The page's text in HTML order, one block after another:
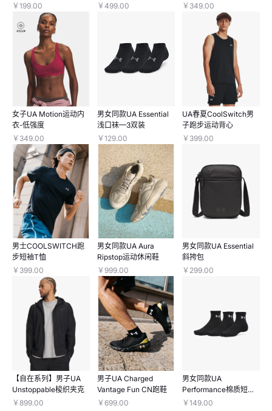
￥199.00
￥499.00
￥349.00
女子UA Motion运动内
衣-低强度
￥349.00
男女同款UA Essential
浅口袜—3双装
￥129.00
UA春夏CoolSwitch男
子跑步运动背心
￥399.00
男士COOLSWITCH跑
步短袖T恤
￥399.00
男女同款UA Aura
Ripstop运动休闲鞋
￥999.00
男女同款UA Essential
斜挎包
￥299.00
【自在系列】男子UA
Unstoppable梭织夹克
￥899.00
男子UA Charged
Vantage Fun CN跑鞋
￥699.00
男女同款UA
Performance棉质短
袜-3双装
￥149.00